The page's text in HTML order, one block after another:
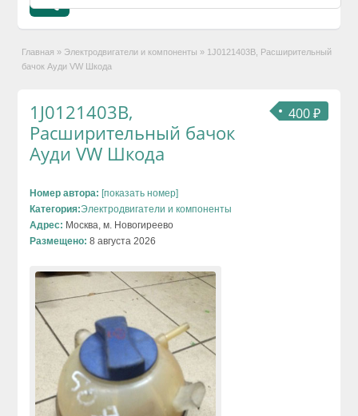
Главная » Электродвигатели и компоненты » 1J0121403B, Расширительный
бачок Ауди VW Шкода
400 ₽
1J0121403B,
Расширительный бачок
Ауди VW Шкода
Номер автора: [показать номер]
Категория:Электродвигатели и компоненты
Адрес: Москва, м. Новогиреево
Размещено: 8 августа 2026